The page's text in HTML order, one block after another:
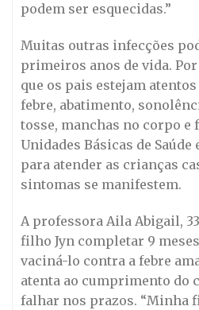
podem ser esquecidas.”
Muitas outras infecções
primeiros anos de vida.
que os pais estejam
febre, abatimento,
tosse, manchas no corpo e
Unidades Básicas de Saúde
para atender as crianças
sintomas se manifestem.
A professora Aila Abigail,
filho Jyn completar 9
vaciná-lo contra a febre
atenta ao cumprimento do
falhar nos prazos. “Minha